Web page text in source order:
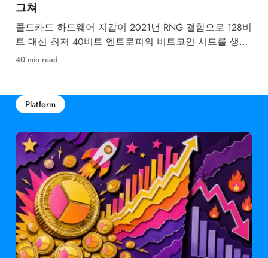
그쳐
콜드카드 하드웨어 지갑이 2021년 RNG 결함으로 128비
트 대신 최저 40비트 엔트로피의 비트코인 시드를 생성
했습니다.
40 min read
Platform